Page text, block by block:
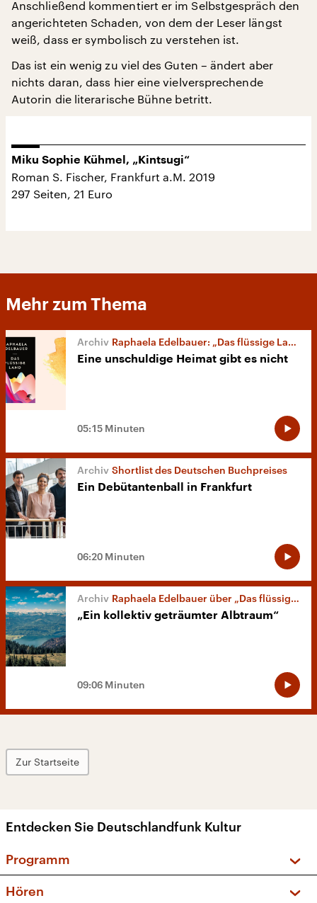
Anschließend kommentiert er im Selbstgespräch den
angerichteten Schaden, von dem der Leser längst
weiß, dass er symbolisch zu verstehen ist.
Das ist ein wenig zu viel des Guten – ändert aber
nichts daran, dass hier eine vielversprechende
Autorin die literarische Bühne betritt.
Miku Sophie Kühmel, „Kintsugi“
Roman S. Fischer, Frankfurt a.M. 2019
297 Seiten, 21 Euro
Mehr zum Thema
Raphaela Edelbauer: „Das flüssige Land“
Eine unschuldige Heimat gibt es nicht
05:15 Minuten
Shortlist des Deutschen Buchpreises
Ein Debütantenball in Frankfurt
06:20 Minuten
Raphaela Edelbauer über „Das flüssige Land“
„Ein kollektiv geträumter Albtraum“
09:06 Minuten
Zur Startseite
Entdecken Sie Deutschlandfunk Kultur
Programm
Hören